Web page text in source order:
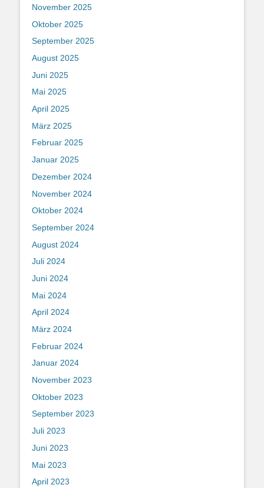
November 2025
Oktober 2025
September 2025
August 2025
Juni 2025
Mai 2025
April 2025
März 2025
Februar 2025
Januar 2025
Dezember 2024
November 2024
Oktober 2024
September 2024
August 2024
Juli 2024
Juni 2024
Mai 2024
April 2024
März 2024
Februar 2024
Januar 2024
November 2023
Oktober 2023
September 2023
Juli 2023
Juni 2023
Mai 2023
April 2023